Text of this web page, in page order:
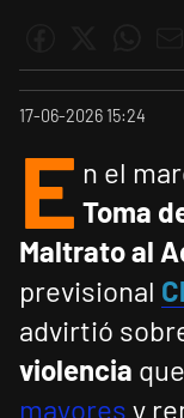
17-06-2026 15:24
E n el
Toma
Maltrato al
previsional
advirtió
violencia
mayores y